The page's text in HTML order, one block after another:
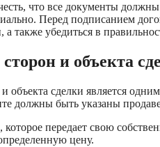
что все документы
Перед подписанием
а также убедиться в
и объекта
объекта сделки является
должны быть указаны
передает свою
цену.